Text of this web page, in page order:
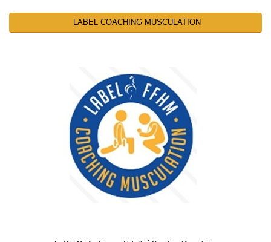
LABEL COACHING MUSCULATION